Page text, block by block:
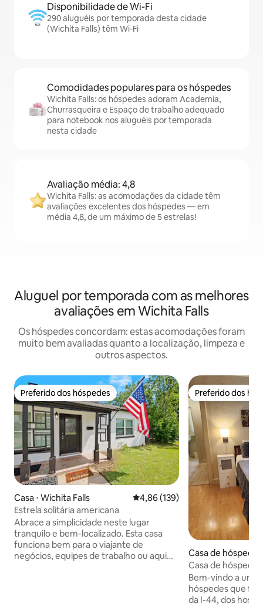
Disponibilidade de Wi-Fi
290 aluguéis por temporada desta cidade
(Wichita Falls) têm Wi-Fi
Comodidades populares para os hóspedes
Wichita Falls: os hóspedes adoram Academia,
Churrasqueira e Espaço de trabalho adequado
para notebook nos aluguéis por temporada
nesta cidade
Avaliação média: 4,8
Wichita Falls: as acomodações da cidade têm
avaliações excelentes dos hóspedes — em
média 4,8, de um máximo de 5 estrelas!
Aluguel por temporada com as melhores
avaliações em Wichita Falls
Os hóspedes concordam: estas acomodações foram
muito bem avaliadas quanto a localização, limpeza e
outros aspectos.
Preferido dos hóspedes
Preferido dos hóspedes
Casa ⋅ Wichita Falls 4,86 de uma avaliação média de
4,86 (139)
Estrela solitária americana
Abrace a simplicidade neste lugar
tranquilo e bem-localizado. Esta casa
funciona bem para o viajante de
negócios, equipes de trabalho ou aqui
Preferido dos
Preferido dos
Casa de
Falls
Casa de
Bem-vindo a
hóspedes que
da I-44, dos